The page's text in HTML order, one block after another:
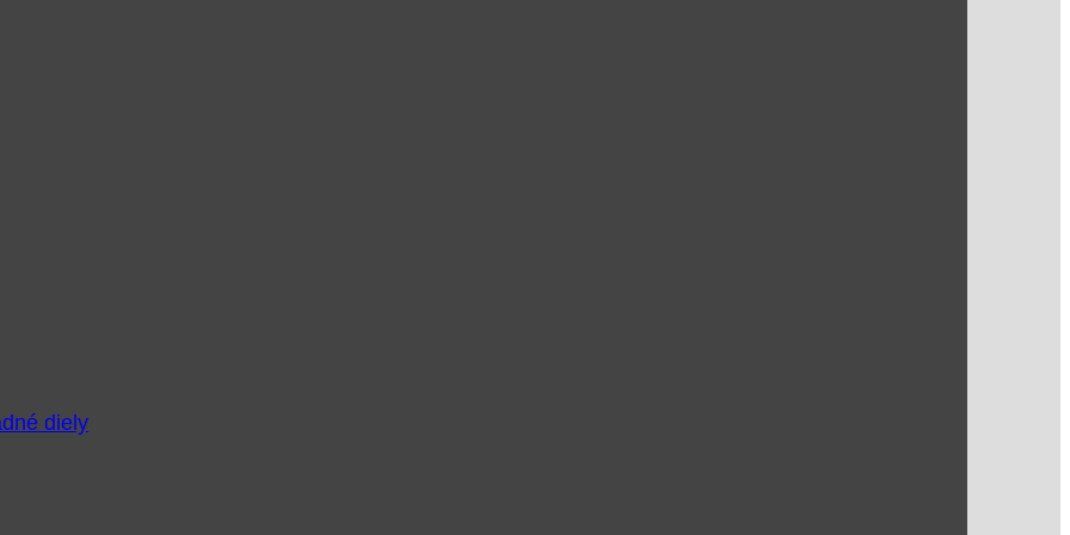
diely